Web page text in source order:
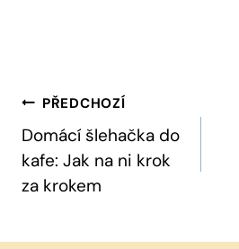
Navigace
Pro
Příspěvek
PŘEDCHOZÍ
Domácí šlehačka do
kafe: Jak na ni krok
za krokem